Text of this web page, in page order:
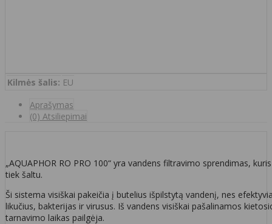
Kilmės šalis: EU
Aprašymas
(0) Atsiliepimai
„AQUAPHOR RO PRO 100“ yra vandens filtravimo sprendimas,
tiek šaltu.
Ši sistema visiškai pakeičia į butelius išpilstytą vandenį, nes
likučius, bakterijas ir virusus. Iš vandens visiškai pašalinamos
tarnavimo laikas pailgėja.